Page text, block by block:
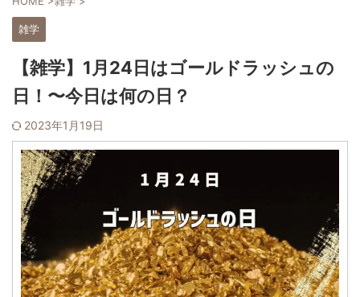
雑学
【雑学】1月24日はゴールドラッシュの
日！〜今日は何の日？
2023年1月19日